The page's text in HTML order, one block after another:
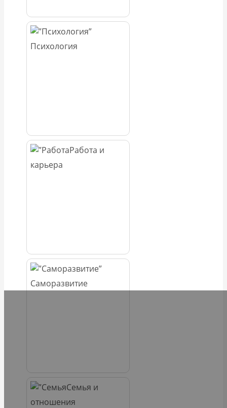
Психология
Работа и
карьера
Саморазвитие
Семья и
отношения